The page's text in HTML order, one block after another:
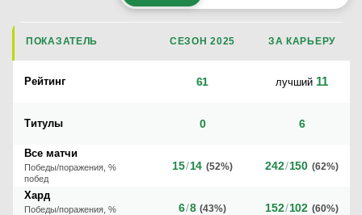
ПОКАЗАТЕЛЬ СЕЗОН 2025 ЗА КАРЬЕРУ
Рейтинг 61 лучший 11
Титулы 0 6
Все матчи
Победы/поражения, %
побед
15/14 (52%) 242/150 (62%)
Хард
Победы/поражения, %
6/8 (43%) 152/102 (60%)